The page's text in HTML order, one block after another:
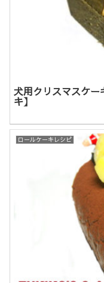
犬用クリスマスケ
キ】
ロールケーキレシピ